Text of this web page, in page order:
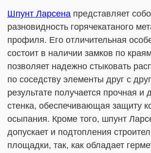
Шпунт Ларсена представляет
разновидность горячекатаного
профиля. Его отличительная
состоит в наличии замков по
позволяет надежно стыковать
по соседству элементы друг с
результате получается прочная и
стенка, обеспечивающая защиту
осыпания. Кроме того, шпунт
допускает и подтопления
площадки, так, как обладает